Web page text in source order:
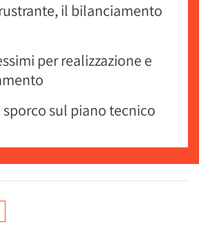
il bilanciamento
per realizzazione e
sporco sul piano tecnico